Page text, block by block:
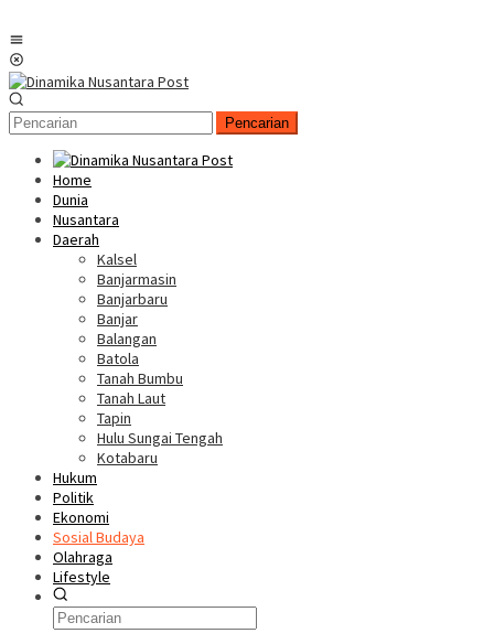
Pencarian
Home
Dunia
Nusantara
Daerah
Kalsel
Banjarmasin
Banjarbaru
Banjar
Balangan
Batola
Tanah Bumbu
Tanah Laut
Tapin
Hulu Sungai Tengah
Kotabaru
Hukum
Politik
Ekonomi
Sosial Budaya
Olahraga
Lifestyle